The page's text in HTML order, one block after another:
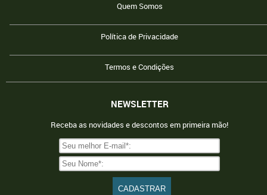
Quem Somos
Política de Privacidade
Termos e Condições
NEWSLETTER
Receba as novidades e descontos em primeira mão!